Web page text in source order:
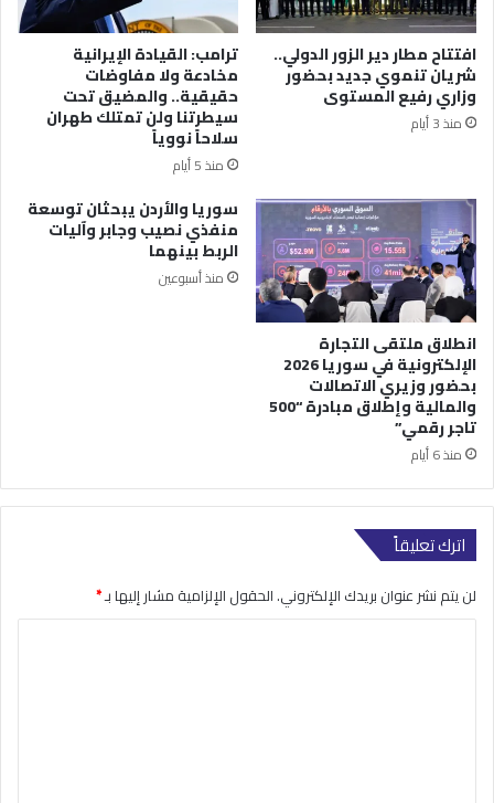
افتتاح مطار دير الزور الدولي..
شريان تنموي جديد بحضور
وزاري رفيع المستوى
منذ 3 أيام
ترامب: القيادة الإيرانية
مخادعة ولا مفاوضات
حقيقية.. والمضيق تحت
سيطرتنا ولن تمتلك طهران
سلاحاً نووياً
منذ 5 أيام
انطلاق ملتقى التجارة
الإلكترونية في سوريا 2026
بحضور وزيري الاتصالات
والمالية وإطلاق مبادرة “500
تاجر رقمي”
منذ 6 أيام
سوريا والأردن يبحثان توسعة
منفذي نصيب وجابر وآليات
الربط بينهما
منذ أسبوعين
اترك تعليقاً
لن يتم نشر عنوان بريدك الإلكتروني.الحقول الإلزامية مشار إليها بـ*